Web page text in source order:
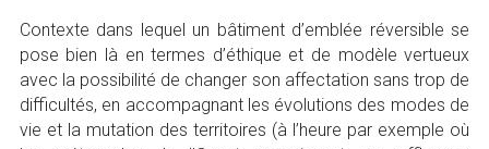
Contexte dans lequel un bâtiment d’emblée réversible se
pose bien là en termes d’éthique et de modèle vertueux
avec la possibilité de changer son affectation sans trop de
difficultés, en accompagnant les évolutions des modes de
vie et la mutation des territoires (à l’heure par exemple où